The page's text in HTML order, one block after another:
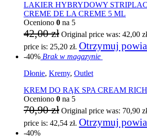
LAKIER HYBRYDOWY
CREME DE LA CREME 5 ML
Oceniono 0 na 5
42,00zł Original price was: 42,00
price is: 25,20 zł. Otrzymuj
-40% Brak w magazynie
Dłonie, Kremy, Outlet
KREM DO RĄK SPA CREAM
Oceniono 0 na 5
70,90zł Original price was: 70,90
price is: 42,54 zł. Otrzymuj
-40%